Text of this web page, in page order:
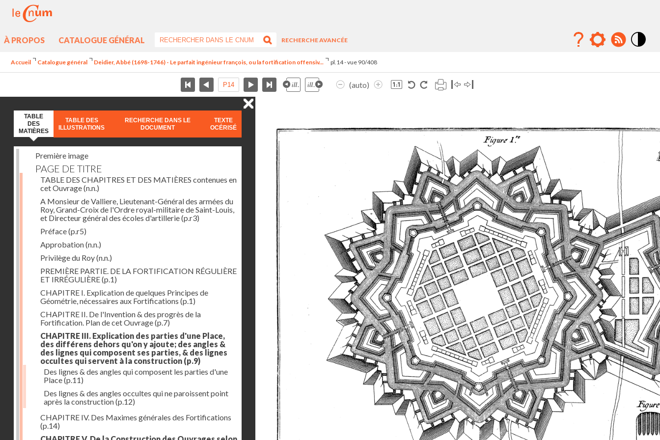
À PROPOS CATALOGUE GÉNÉRAL
RECHERCHE AVANCÉE
Accueil Catalogue général Deidier, Abbé (1698-1746) - Le parfait ingénieur françois, ou la fortification offensiv... pl.14 - vue 90/408
(auto)
TABLE
DES
MATIÈRES
TABLE DES
ILLUSTRATIONS
RECHERCHE DANS LE
DOCUMENT
TEXTE
OCÉRISÉ
Première image
PAGE DE TITRE
TABLE DES CHAPITRES ET DES MATIÈRES contenues en
cet Ouvrage(n.n.)
A Monsieur de Valliere, Lieutenant-Général des armées du
Roy, Grand-Croix de l'Ordre royal-militaire de Saint-Louis,
et Directeur général des écoles d'artillerie(p.r3)
Préface(p.r5)
Approbation(n.n.)
Privilège du Roy(n.n.)
PREMIÈRE PARTIE. DE LA FORTIFICATION RÉGULIÈRE
ET IRRÉGULIÈRE(p.1)
CHAPITRE I. Explication de quelques Principes de
Géométrie, nécessaires aux Fortifications (p.1)
CHAPITRE II. De l'Invention & des progrès de la
Fortification. Plan de cet Ouvrage(p.7)
CHAPITRE III. Explication des parties d'une Place,
des différens dehors qu'on y ajoute; des angles &
des lignes qui composent ses parties, & des lignes
occultes qui servent à la construction (p.9)
Des lignes & des angles qui composent les parties d'une
Place(p.11)
Des lignes & des angles occultes qui ne paroissent point
après la construction(p.12)
CHAPITRE IV. Des Maximes générales des Fortifications
(p.14)